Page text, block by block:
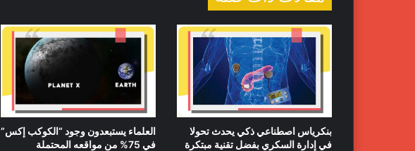
بنكرياس اصطناعي ذكي يحدث تحولا
في إدارة السكري بفضل تقنية مبتكرة
العلماء يستبعدون وجود “الكوكب إكس”
في 75% من مواقعه المحتملة